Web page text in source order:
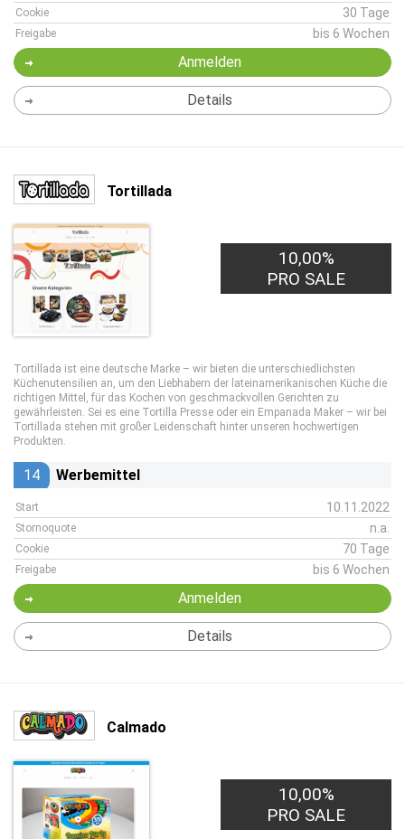
Cookie 30 Tage
Freigabe bis 6 Wochen
Anmelden
Details
Tortillada
10,00%
PRO SALE
Tortillada ist eine deutsche Marke – wir bieten die unterschiedlichsten
Küchenutensilien an, um den Liebhabern der lateinamerikanischen Küche die
richtigen Mittel, für das Kochen von geschmackvollen Gerichten zu
gewährleisten. Sei es eine Tortilla Presse oder ein Empanada Maker – wir bei
Tortillada stehen mit großer Leidenschaft hinter unseren hochwertigen
Produkten.
14 Werbemittel
Start 10.11.2022
Stornoquote n.a.
Cookie 70 Tage
Freigabe bis 6 Wochen
Anmelden
Details
Calmado
10,00%
PRO SALE